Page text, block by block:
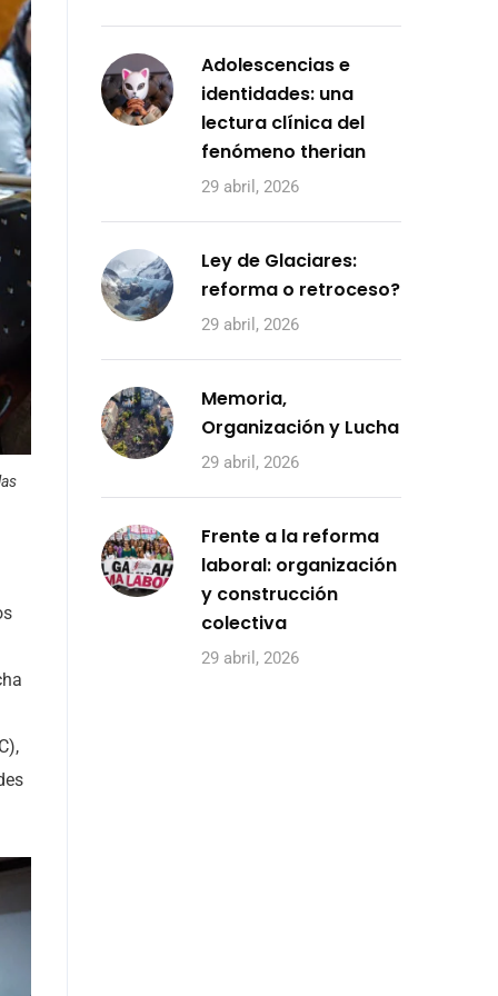
Adolescencias e
identidades: una
lectura clínica del
fenómeno therian
29 abril, 2026
Ley de Glaciares:
reforma o retroceso?
29 abril, 2026
Memoria,
Organización y Lucha
29 abril, 2026
Frente a la reforma
laboral: organización
y construcción
colectiva
29 abril, 2026